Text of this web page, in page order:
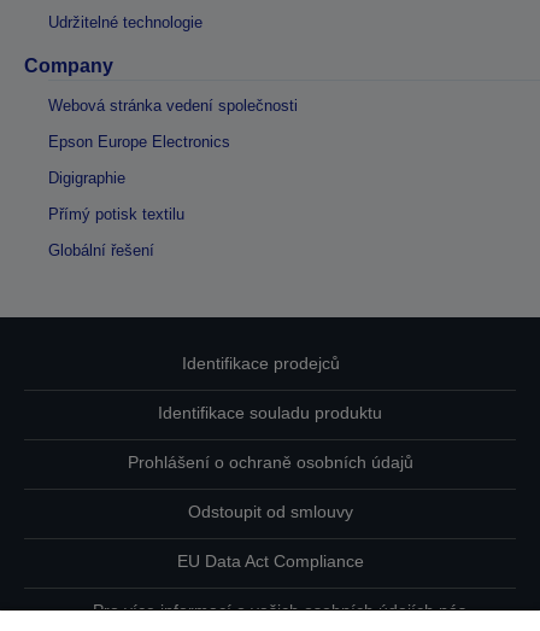
Udržitelné technologie
Company
Webová stránka vedení společnosti
Epson Europe Electronics
Digigraphie
Přímý potisk textilu
Globální řešení
Identifikace prodejců
Identifikace souladu produktu
Prohlášení o ochraně osobních údajů
Odstoupit od smlouvy
EU Data Act Compliance
Pro více informací o vašich osobních údajích nás